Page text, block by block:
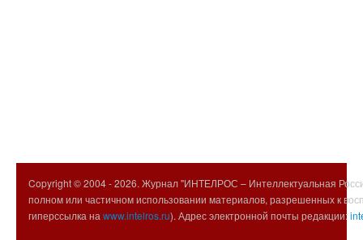
Copyright © 2004 -2026. Журнал "ИНТЕЛРОС – Интеллектуальная
полном или частичном использовании материалов, разрешенных к
гиперссылка на www.intelros.ru). Адрес электронной почты редакции: